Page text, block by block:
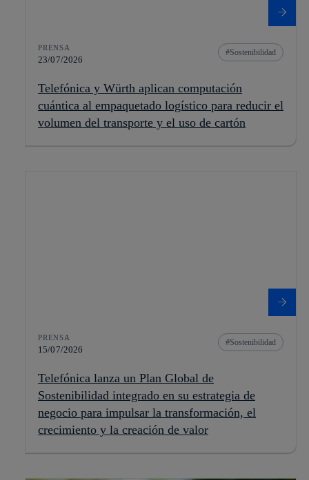
PRENSA
23/07/2026
Sostenibilidad
Telefónica y Würth aplican computación
cuántica al empaquetado logístico para reducir el
volumen del transporte y el uso de cartón
PRENSA
15/07/2026
Sostenibilidad
Telefónica lanza un Plan Global de
Sostenibilidad integrado en su estrategia de
negocio para impulsar la transformación, el
crecimiento y la creación de valor